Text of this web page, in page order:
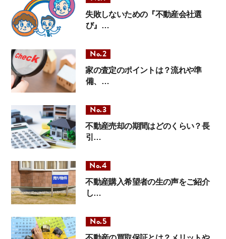
失敗しないための『不動産会社選
び』…
家の査定のポイントは？流れや準
備、…
不動産売却の期間はどのくらい？長
引…
不動産購入希望者の生の声をご紹介
し…